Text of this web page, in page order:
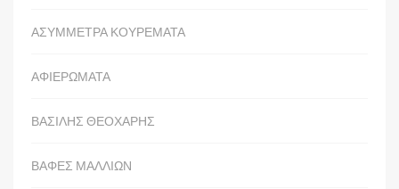
ΑΣΥΜΜΕΤΡΑ ΚΟΥΡΕΜΑΤΑ
ΑΦΙΕΡΩΜΑΤΑ
ΒΑΣΙΛΗΣ ΘΕΟΧΑΡΗΣ
ΒΑΦΕΣ ΜΑΛΛΙΩΝ